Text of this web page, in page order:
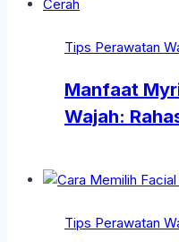
Tips Perawatan
Manfaat
Wajah:
Tips Perawatan